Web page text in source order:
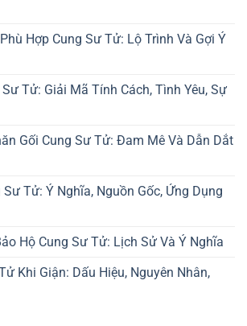
Hợp Cung Sư Tử: Lộ Trình Và Gợi Ý
Tử: Giải Mã Tính Cách, Tình Yêu, Sự
Gối Cung Sư Tử: Đam Mê Và Dẫn Dắt
Sư Tử: Ý Nghĩa, Nguồn Gốc, Ứng Dụng
Hộ Cung Sư Tử: Lịch Sử Và Ý Nghĩa
Khi Giận: Dấu Hiệu, Nguyên Nhân,